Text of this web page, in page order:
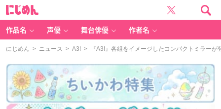
作品名 声優 舞台俳優 作者名
にじめん > ニュース > A3! > 『A3!』各組をイメージしたコンパクトミラーが